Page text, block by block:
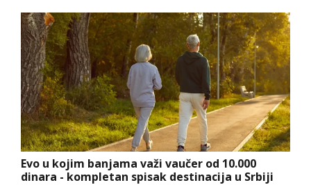
Evo u kojim banjama važi vaučer od 10.000
dinara - kompletan spisak destinacija u Srbiji